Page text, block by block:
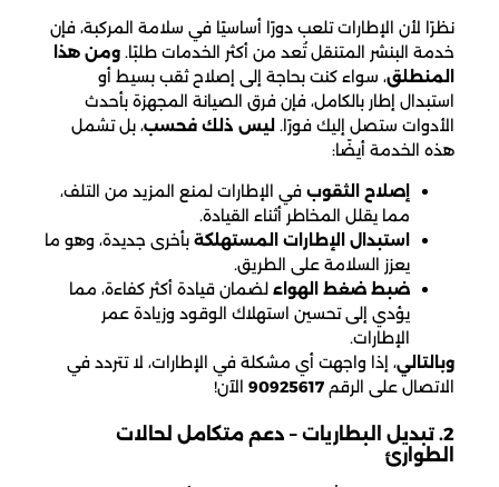
نظرًا لأن الإطارات تلعب دورًا أساسيًا في سلامة المركبة، فإن
خدمة البنشر المتنقل تُعد من أكثر الخدمات طلبًا. ومن هذا
المنطلق، سواء كنت بحاجة إلى إصلاح ثقب بسيط أو
استبدال إطار بالكامل، فإن فرق الصيانة المجهزة بأحدث
الأدوات ستصل إليك فورًا. ليس ذلك فحسب، بل تشمل
هذه الخدمة أيضًا:
إصلاح الثقوب في الإطارات لمنع المزيد من التلف،
مما يقلل المخاطر أثناء القيادة.
استبدال الإطارات المستهلكة بأخرى جديدة، وهو ما
يعزز السلامة على الطريق.
ضبط ضغط الهواء لضمان قيادة أكثر كفاءة، مما
يؤدي إلى تحسين استهلاك الوقود وزيادة عمر
الإطارات.
وبالتالي، إذا واجهت أي مشكلة في الإطارات، لا تتردد في
الاتصال على الرقم 90925617 الآن!
2. تبديل البطاريات – دعم متكامل لحالات
الطوارئ